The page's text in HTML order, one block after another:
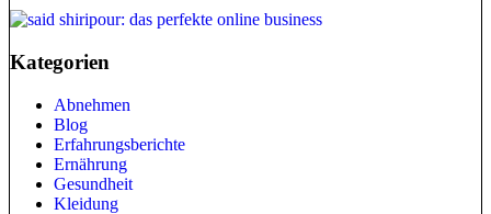
Kategorien
Abnehmen
Blog
Erfahrungsberichte
Ernährung
Gesundheit
Kleidung